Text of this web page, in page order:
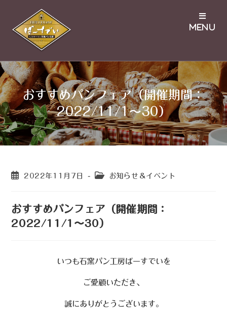
おすすめパンフェア（開催期間：
2022/11/1〜30）
2022年11月7日 お知らせ＆イベント
おすすめパンフェア（開催期間：
2022/11/1〜30）
いつも石窯パン工房ばーすでいを
ご愛顧いただき、
誠にありがとうございます。